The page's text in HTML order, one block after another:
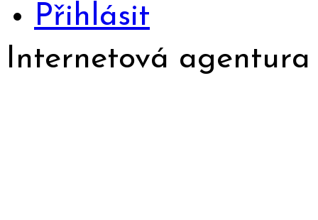
Přihlásit
Internetová